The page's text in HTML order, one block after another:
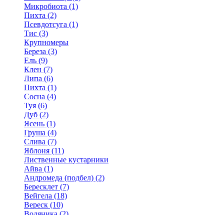
Микробиота (1)
Пихта (2)
Псевдотсуга (1)
Тис (3)
Крупномеры
Береза (3)
Ель (9)
Клен (7)
Липа (6)
Пихта (1)
Сосна (4)
Туя (6)
Дуб (2)
Ясень (1)
Груша (4)
Слива (7)
Яблоня (11)
Лиственные кустарники
Айва (1)
Андромеда (подбел) (2)
Бересклет (7)
Вейгела (18)
Вереск (10)